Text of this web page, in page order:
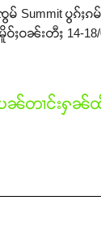
Donate Now
Summit ပွၵ်ႈ
ဝ်ႈဝၼ်းတီႈ 14-
ပၼ်တၢင်းႁၼ်